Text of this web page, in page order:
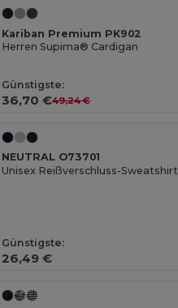
Kariban Premium PK902
Herren Supima® Cardigan
Günstigste:
36,70 €49,24 €
NEUTRAL O73701
Unisex Reißverschluss-Sweatshirt
Günstigste:
26,49 €